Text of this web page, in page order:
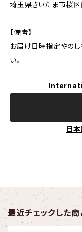
埼玉県さいたま市桜
【備考】
お届け日時指定やの
い。
日
最近チェックした商